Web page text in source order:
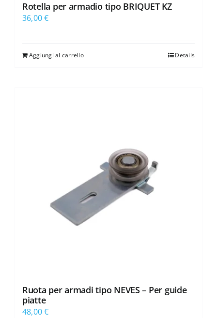
Rotella per armadio tipo BRIQUET KZ
36,00€
Aggiungi al carrello Details
Ruota per armadi tipo NEVES – Per guide
piatte
48,00€